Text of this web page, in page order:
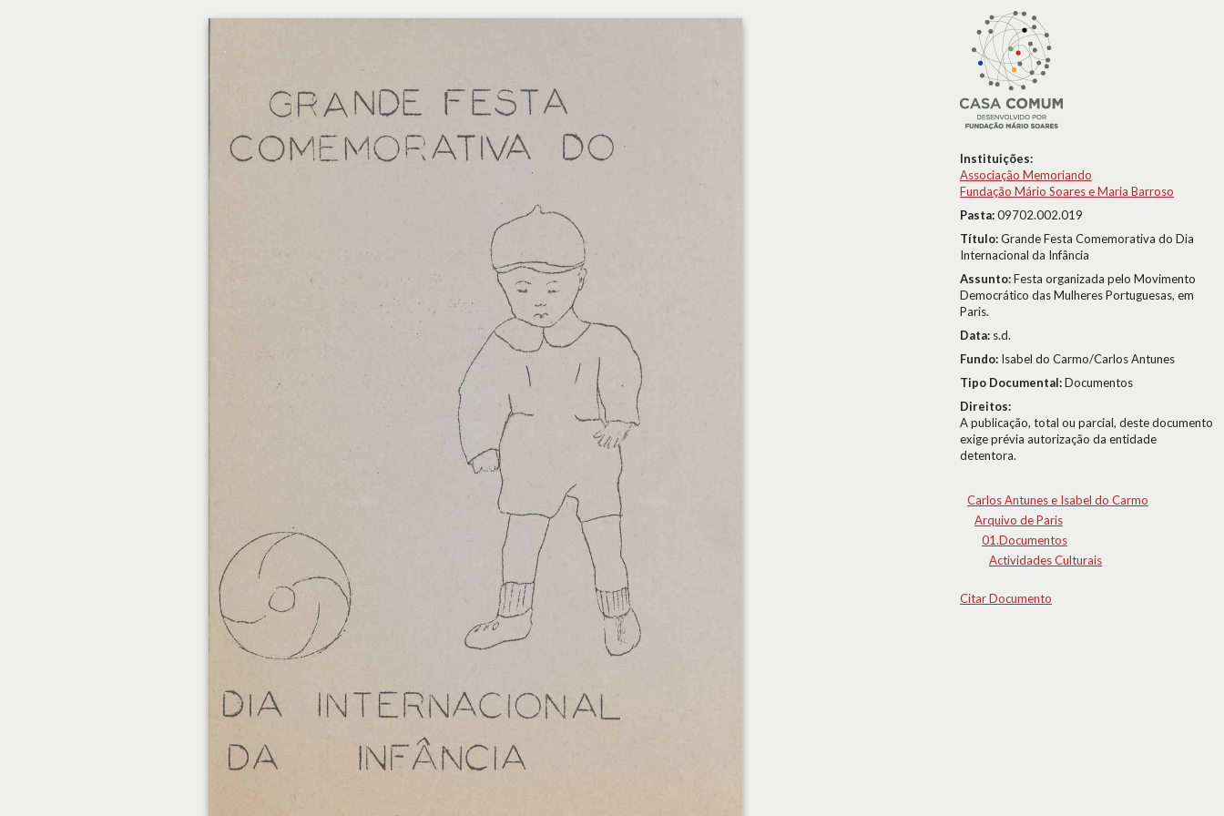
Instituições:
Associação Memoriando
Fundação Mário Soares e Maria Barroso
Pasta:09702.002.019
Título:Grande Festa Comemorativa do Dia
Internacional da Infância
Assunto:Festa organizada pelo Movimento
Democrático das Mulheres Portuguesas, em
Paris.
Data: s.d.
Fundo: Isabel do Carmo/Carlos Antunes
Tipo Documental:Documentos
Direitos:
A publicação, total ou parcial, deste documento
exige prévia autorização da entidade
detentora.
Carlos Antunes e Isabel do Carmo
Arquivo de Paris
01.Documentos
Actividades Culturais
Citar Documento